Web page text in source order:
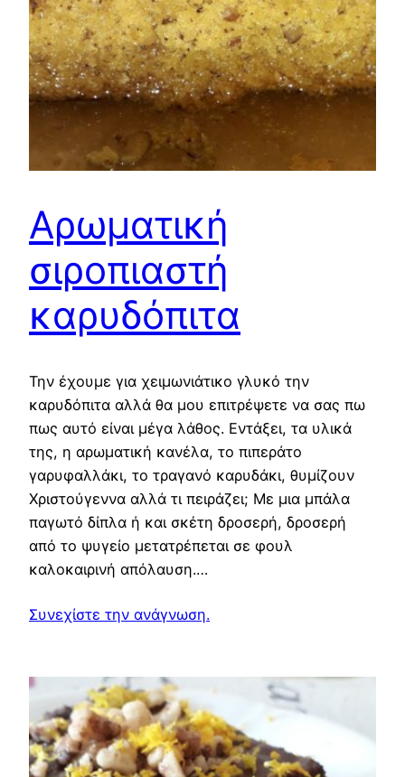
Αρωματική
σιροπιαστή
καρυδόπιτα
Την έχουμε για χειμωνιάτικο γλυκό την
καρυδόπιτα αλλά θα μου επιτρέψετε να σας πω
πως αυτό είναι μέγα λάθος. Εντάξει, τα υλικά
της, η αρωματική κανέλα, το πιπεράτο
γαρυφαλλάκι, το τραγανό καρυδάκι, θυμίζουν
Χριστούγεννα αλλά τι πειράζει; Με μια μπάλα
παγωτό δίπλα ή και σκέτη δροσερή, δροσερή
από το ψυγείο μετατρέπεται σε φουλ
καλοκαιρινή απόλαυση.…
Συνεχίστε την ανάγνωση.